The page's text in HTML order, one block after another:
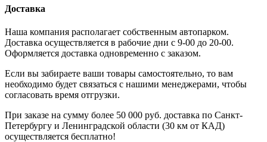
Доставка
Наша компания располагает собственным автопарком.
Доставка осуществляется в рабочие дни с 9-00 до 20-00.
Оформляется доставка одновременно с заказом.
Если вы забираете ваши товары самостоятельно, то вам
необходимо будет связаться с нашими менеджерами, чтобы
согласовать время отгрузки.
При заказе на сумму более 50 000 руб. доставка по Санкт-
Петербургу и Ленинградской области (30 км от КАД)
осуществляется бесплатно!